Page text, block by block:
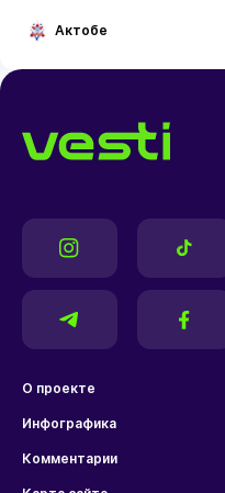
Актобе
О проекте
Инфографика
Комментарии